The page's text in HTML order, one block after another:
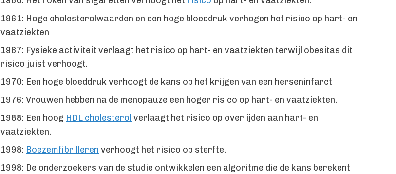
1961: Hoge cholesterolwaarden en een hoge bloeddruk verhogen het risico op hart- en
vaatziekten
1967: Fysieke activiteit verlaagt het risico op hart- en vaatziekten terwijl obesitas dit
risico juist verhoogt.
1970: Een hoge bloeddruk verhoogt de kans op het krijgen van een herseninfarct
1976: Vrouwen hebben na de menopauze een hoger risico op hart- en vaatziekten.
1988: Een hoog HDL cholesterol verlaagt het risico op overlijden aan hart- en
vaatziekten.
1998: Boezemfibrilleren verhoogt het risico op sterfte.
1998: De onderzoekers van de studie ontwikkelen een algoritme die de kans berekent